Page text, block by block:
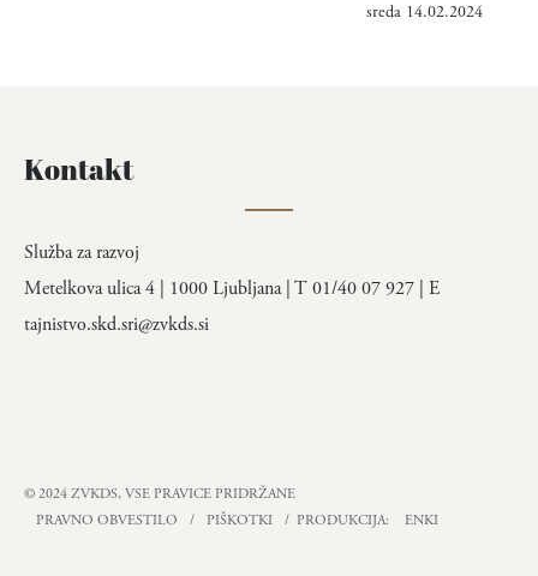
sreda 14.02.2024
Kontakt
Služba za razvoj
Metelkova ulica 4 | 1000 Ljubljana | T 01/40 07 927 | E
tajnistvo.skd.sri@zvkds.si
© 2024 ZVKDS, VSE PRAVICE PRIDRŽANE
PRAVNO OBVESTILO
/ PIŠKOTKI / PRODUKCIJA: ENKI